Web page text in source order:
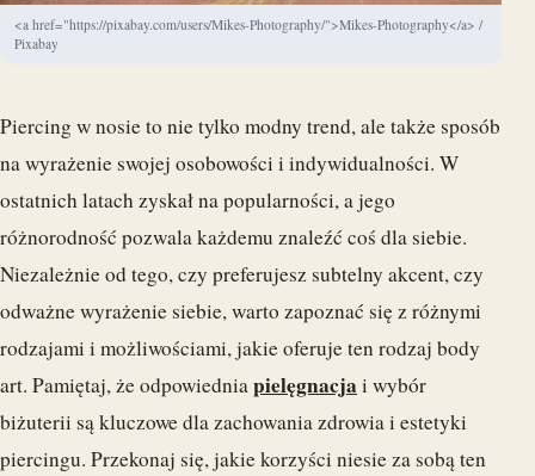
<a href="https://pixabay.com/users/Mikes-Photography/">Mikes-Photography</a> /
Pixabay
Piercing w nosie to nie tylko modny trend, ale także sposób
na wyrażenie swojej osobowości i indywidualności. W
ostatnich latach zyskał na popularności, a jego
różnorodność pozwala każdemu znaleźć coś dla siebie.
Niezależnie od tego, czy preferujesz subtelny akcent, czy
odważne wyrażenie siebie, warto zapoznać się z różnymi
rodzajami i możliwościami, jakie oferuje ten rodzaj body
art. Pamiętaj, że odpowiedniapielęgnacja i wybór
biżuterii są kluczowe dla zachowania zdrowia i estetyki
piercingu. Przekonaj się, jakie korzyści niesie za sobą ten